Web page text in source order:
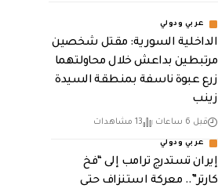
عربي ودولي
الداخلية السورية: مقتل شخصين
مرتبطين بداعش خلال محاولتهما
زرع عبوة ناسفة بمنطقة السيدة
زينب
قبل 6 ساعات 13 مشاهدات
عربي ودولي
إيران تستدرج ترامب إلى “فخ
كارتر”.. معركة استنزاف حتى